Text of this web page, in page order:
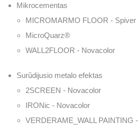
Mikrocementas
MICROMARMO FLOOR - Spiver
MicroQuarz®
WALL2FLOOR - Novacolor
Surūdijusio metalo efektas
2SCREEN - Novacolor
IRONic - Novacolor
VERDERAME_WALL PAINTING